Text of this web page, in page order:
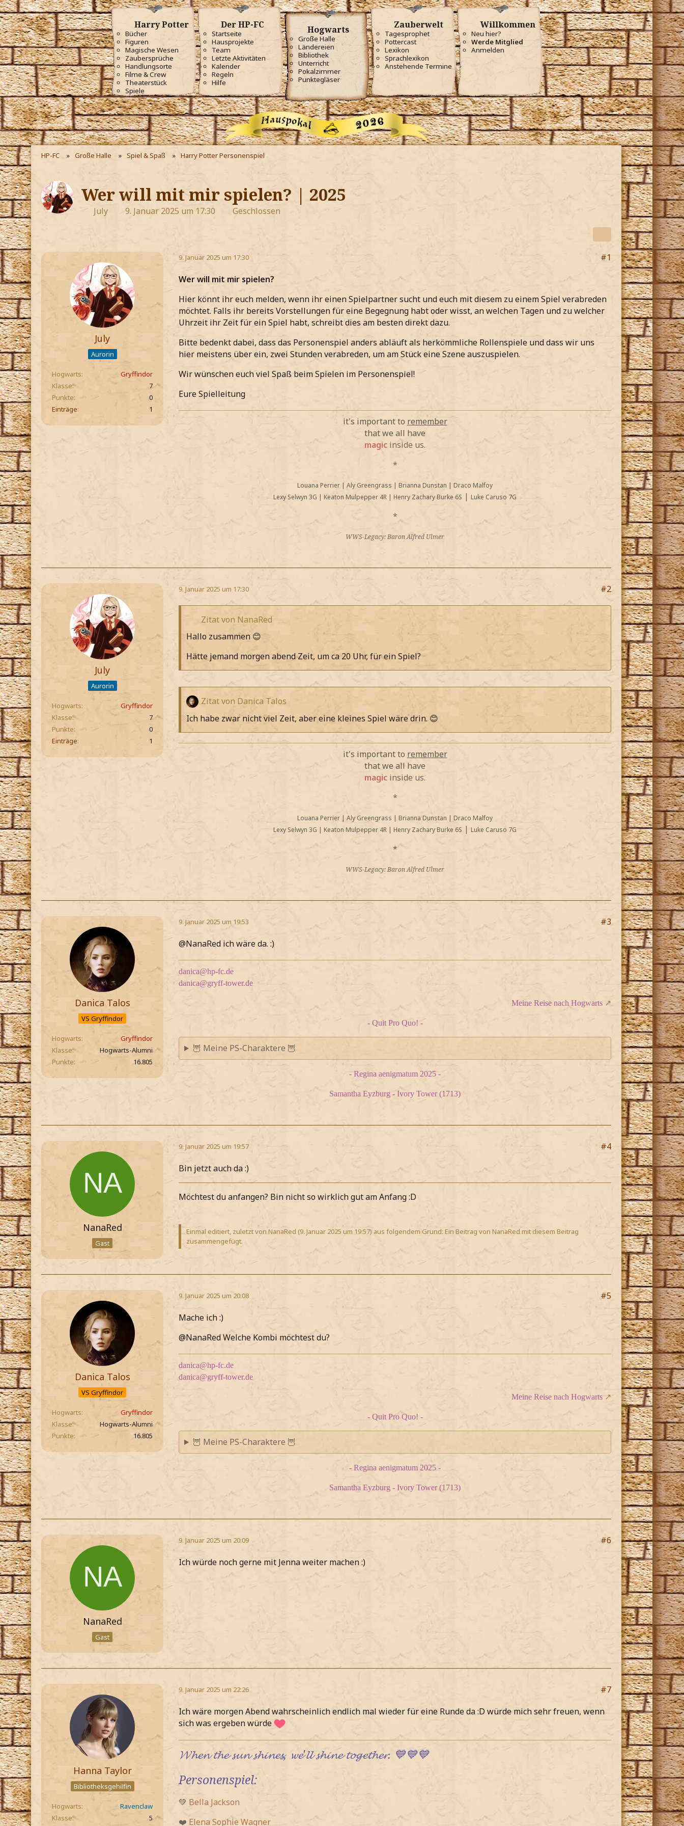
Harry Potter
Bücher
Figuren
Magische Wesen
Zaubersprüche
Handlungsorte
Filme & Crew
Theaterstück
Spiele
Der HP-FC
Startseite
Hausprojekte
Team
Letzte Aktivitäten
Kalender
Regeln
Hilfe
Hogwarts
Große Halle
Ländereien
Bibliothek
Unterricht
Pokalzimmer
Punktegläser
Zauberwelt
Tagesprophet
Pottercast
Lexikon
Sprachlexikon
Anstehende Termine
Willkommen
Neu hier?
Werde Mitglied
Anmelden
HP-FC Große Halle Spiel & Spaß Harry Potter Personenspiel
Wer will mit mir spielen? | 2025
July 9. Januar 2025 um 17:30 Geschlossen
July
Aurorin
Hogwarts
Gryffindor
Klasse
7
Punkte
0
Einträge
1
9. Januar 2025 um 17:30
#1
Wer will mit mir spielen?
Hier könnt ihr euch melden, wenn ihr einen Spielpartner sucht und euch mit diesem zu einem Spiel verabreden
möchtet. Falls ihr bereits Vorstellungen für eine Begegnung habt oder wisst, an welchen Tagen und zu welcher
Uhrzeit ihr Zeit für ein Spiel habt, schreibt dies am besten direkt dazu.
Bitte bedenkt dabei, dass das Personenspiel anders abläuft als herkömmliche Rollenspiele und dass wir uns
hier meistens über ein, zwei Stunden verabreden, um am Stück eine Szene auszuspielen.
Wir wünschen euch viel Spaß beim Spielen im Personenspiel!
Eure Spielleitung
it's important to remember
that we all have
magic inside us.
*
Louana Perrier | Aly Greengrass | Brianna Dunstan | Draco Malfoy
Lexy Selwyn 3G | Keaton Mulpepper 4R | Henry Zachary Burke 6S | Luke Caruso 7G
*
WWS-Legacy: Baron Alfred Ulmer
July
Aurorin
Hogwarts
Gryffindor
Klasse
7
Punkte
0
Einträge
1
9. Januar 2025 um 17:30 #2
Zitat von NanaRed
Hallo zusammen 😊
Hätte jemand morgen abend Zeit, um ca 20 Uhr, für ein Spiel?
Zitat von Danica Talos
Ich habe zwar nicht viel Zeit, aber eine kleines Spiel wäre drin. 😊
it's important to remember
that we all have
magic inside us.
*
Louana Perrier | Aly Greengrass | Brianna Dunstan | Draco Malfoy
Lexy Selwyn 3G | Keaton Mulpepper 4R | Henry Zachary Burke 6S | Luke Caruso 7G
*
WWS-Legacy: Baron Alfred Ulmer
Danica Talos
VS Gryffindor
Hogwarts
Gryffindor
Klasse
Hogwarts-Alumni
Punkte
16.805
9. Januar 2025 um 19:53
#3
@NanaRed ich wäre da. :)
danica@hp-fc.de
danica@gryff-tower.de
Meine Reise nach Hogwarts
- Quit Pro Quo! -
🦉 Meine PS-Charaktere 🦉
- Regina aenigmatum 2025 -
Samantha Eyzburg - Ivory Tower (1713)
NanaRed
Gast
9. Januar 2025 um 19:57
#4
Bin jetzt auch da :)
Möchtest du anfangen? Bin nicht so wirklich gut am Anfang :D
Einmal editiert, zuletzt von NanaRed (9. Januar 2025 um 19:57) aus folgendem Grund: Ein Beitrag von NanaRed mit diesem Beitrag
zusammengefügt.
Danica Talos
VS Gryffindor
Hogwarts
Gryffindor
Klasse
Hogwarts-Alumni
Punkte
16.805
9. Januar 2025 um 20:08
#5
Mache ich :)
@NanaRed Welche Kombi möchtest du?
danica@hp-fc.de
danica@gryff-tower.de
Meine Reise nach Hogwarts
- Quit Pro Quo! -
🦉 Meine PS-Charaktere 🦉
- Regina aenigmatum 2025 -
Samantha Eyzburg - Ivory Tower (1713)
NanaRed
Gast
9. Januar 2025 um 20:09
#6
Ich würde noch gerne mit Jenna weiter machen :)
Hanna Taylor
Bibliotheksgehilfin
Hogwarts
Ravenclaw
Klasse
5
9. Januar 2025 um 22:26
#7
Ich wäre morgen Abend wahrscheinlich endlich mal wieder für eine Runde da :D würde mich sehr freuen, wenn
sich was ergeben würde
𝓦𝓱𝓮𝓷 𝓽𝓱𝓮 𝓼𝓾𝓷 𝓼𝓱𝓲𝓷𝓮𝓼, 𝔀𝓮'𝓵𝓵 𝓼𝓱𝓲𝓷𝓮 𝓽𝓸𝓰𝓮𝓽𝓱𝓮𝓻. 💙💙💙
Personenspiel:
💚 Bella Jackson
❤️ Elena Sophie Wagner